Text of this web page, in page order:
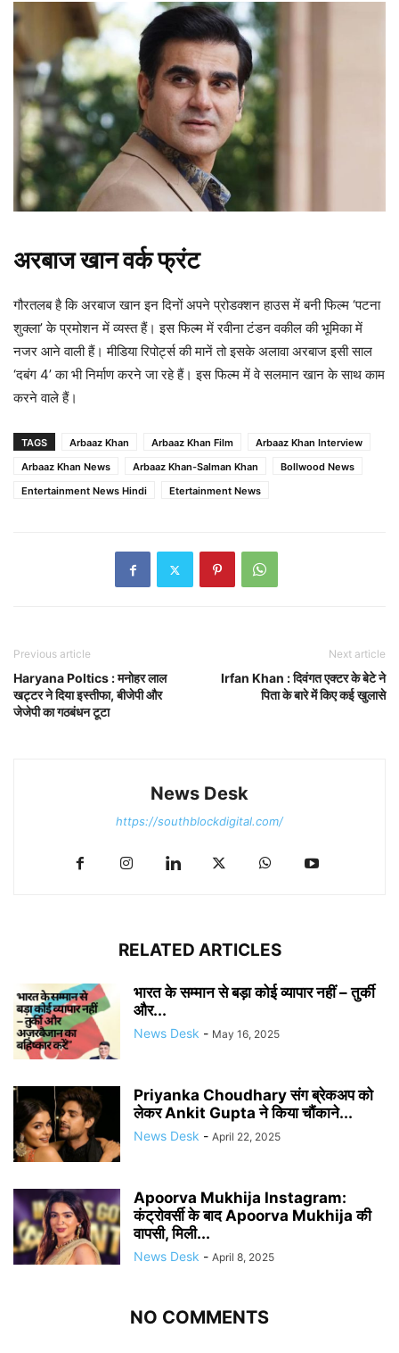
अरबाज खान वर्क फ्रंट
गौरतलब है कि अरबाज खान इन दिनों अपने प्रोडक्शन हाउस में बनी फिल्म ‘पटना
शुक्ला’ के प्रमोशन में व्यस्त हैं। इस फिल्म में रवीना टंडन वकील की भूमिका में
नजर आने वाली हैं। मीडिया रिपोर्ट्स की मानें तो इसके अलावा अरबाज इसी साल
‘दबंग 4’ का भी निर्माण करने जा रहे हैं। इस फिल्म में वे सलमान खान के साथ काम
करने वाले हैं।
TAGS Arbaaz Khan Arbaaz Khan Film
Arbaaz Khan Interview
Arbaaz Khan News
Arbaaz Khan-Salman Khan
Bollwood News
Entertainment News Hindi
Etertainment News
Previous article
Haryana Poltics : मनोहर लाल
खट्टर ने दिया इस्तीफा, बीजेपी और
जेजेपी का गठबंधन टूटा
Next article
Irfan Khan : दिवंगत एक्टर के बेटे ने
पिता के बारे में किए कई खुलासे
News Desk
https://southblockdigital.com/
RELATED ARTICLES
भारत के सम्मान से बड़ा कोई व्यापार नहीं – तुर्की
और...
News Desk - May 16, 2025
Priyanka Choudhary संग ब्रेकअप को
लेकर Ankit Gupta ने किया चौंकाने...
News Desk - April 22, 2025
Apoorva Mukhija Instagram:
कंट्रोवर्सी के बाद Apoorva Mukhija की
वापसी, मिली...
News Desk - April 8, 2025
NO COMMENTS